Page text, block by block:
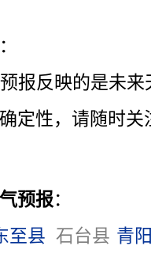
：
报反映的是未来
定性，请随时关
预报：
至县 石台县 青